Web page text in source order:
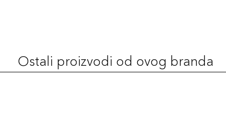
Ostali proizvodi od ovog branda